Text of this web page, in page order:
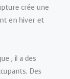
crée une
en hiver et
; il a des
Des